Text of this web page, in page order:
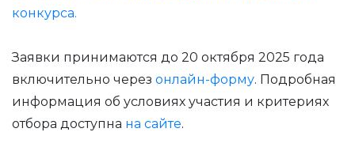
конкурса.
Заявки принимаются до 20 октября 2025 года
включительно через онлайн-форму. Подробная
информация об условиях участия и критериях
отбора доступна на сайте.